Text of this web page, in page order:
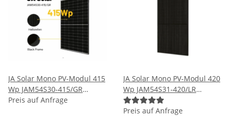
JA Solar Mono PV-Modul 415
Wp JAM54S30-415/GR
Rahmen Schwarz Solarpanel
Preis auf Anfrage
JA Solar Mono PV-Modul 420
Wp JAM54S31-420/LR
Schwarz Solarpanel
Preis auf Anfrage